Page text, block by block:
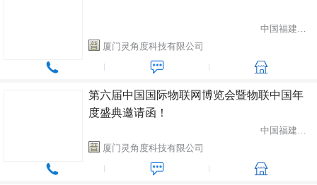
中国福建省厦门市
厦门灵角度科技有限公司
第六届中国国际物联网博览会暨物联中国年
度盛典邀请函！
中国福建省厦门市
厦门灵角度科技有限公司